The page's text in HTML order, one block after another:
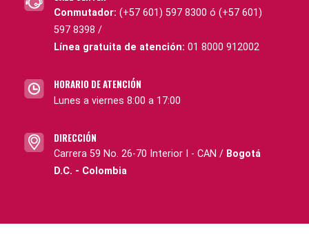
Conmutador: (+57 601) 597 8300 ó (+57 601)
597 8398 /
Línea gratuita de atención: 01 8000 912002
HORARIO DE ATENCIÓN
Lunes a viernes 8:00 a 17:00
DIRECCIÓN
Carrera 59 No. 26-70 Interior I - CAN / Bogotá
D.C. - Colombia